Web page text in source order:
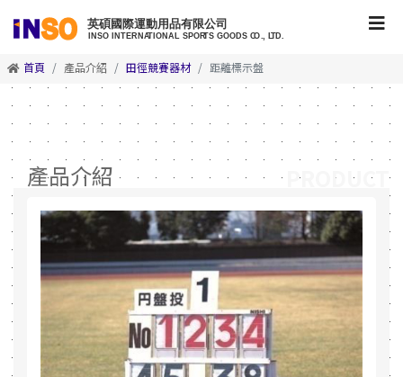
首頁 產品介紹 田徑競賽器材 距離標示盤
產品介紹 PRODUCT